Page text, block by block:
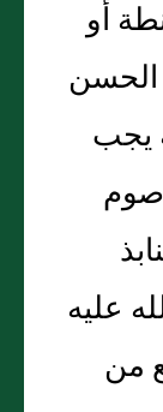
أو
يجب
عليه
من